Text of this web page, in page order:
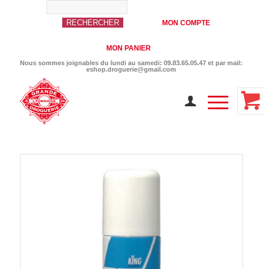
MON COMPTE
MON PANIER
Nous sommes joignables du lundi au samedi: 09.83.65.05.47 et par mail:
eshop.droguerie@gmail.com